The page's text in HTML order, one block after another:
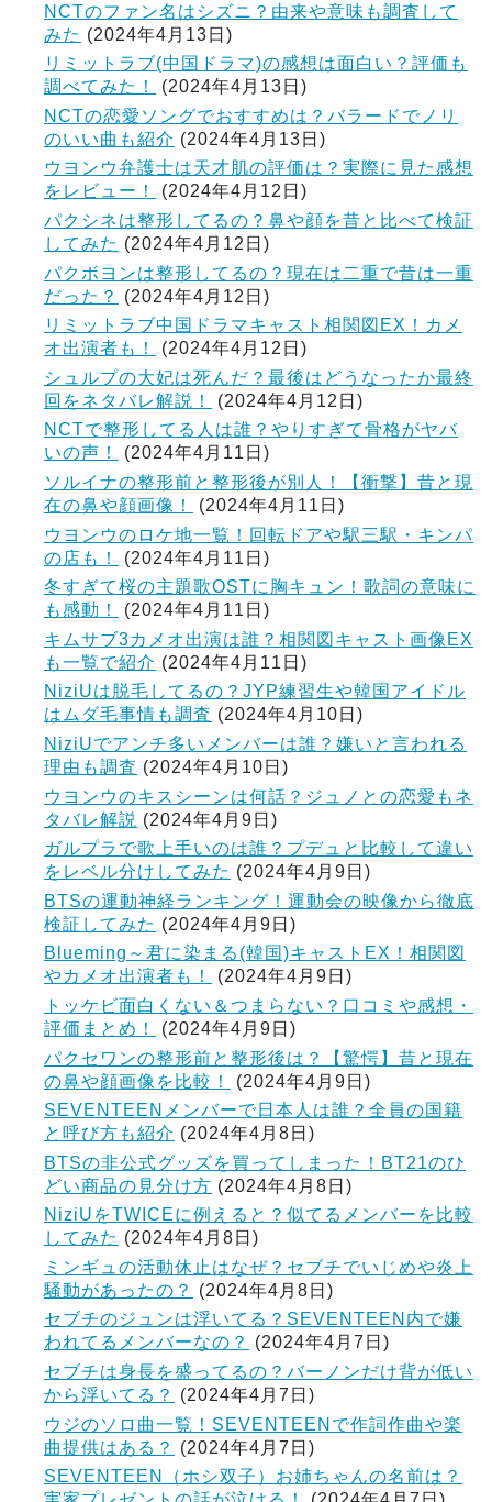
NCTのファン名はシズニ？由来や意味も調査して
みた (2024年4月13日)
リミットラブ(中国ドラマ)の感想は面白い？評価も
調べてみた！
(2024年4月13日)
NCTの恋愛ソングでおすすめは？バラードでノリ
のいい曲も紹介 (2024年4月13日)
ウヨンウ弁護士は天才肌の評価は？実際に見た感想
をレビュー！
(2024年4月12日)
パクシネは整形してるの？鼻や顔を昔と比べて検証
してみた (2024年4月12日)
パクボヨンは整形してるの？現在は二重で昔は一重
だった？
(2024年4月12日)
リミットラブ中国ドラマキャスト相関図EX！カメ
オ出演者も！
(2024年4月12日)
シュルプの大妃は死んだ？最後はどうなったか最終
回をネタバレ解説！
(2024年4月12日)
NCTで整形してる人は誰？やりすぎて骨格がヤバ
いの声！
(2024年4月11日)
ソルイナの整形前と整形後が別人！【衝撃】昔と現
在の鼻や顔画像！
(2024年4月11日)
ウヨンウのロケ地一覧！回転ドアや駅三駅・キンパ
の店も！
(2024年4月11日)
冬すぎて桜の主題歌OSTに胸キュン！歌詞の意味に
も感動！
(2024年4月11日)
キムサブ3カメオ出演は誰？相関図キャスト画像EX
も一覧で紹介 (2024年4月11日)
NiziUは脱毛してるの？JYP練習生や韓国アイドル
はムダ毛事情も調査 (2024年4月10日)
NiziUでアンチ多いメンバーは誰？嫌いと言われる
理由も調査 (2024年4月10日)
ウヨンウのキスシーンは何話？ジュノとの恋愛もネ
タバレ解説 (2024年4月9日)
ガルプラで歌上手いのは誰？プデュと比較して違い
をレベル分けしてみた (2024年4月9日)
BTSの運動神経ランキング！運動会の映像から徹底
検証してみた (2024年4月9日)
Blueming～君に染まる(韓国)キャストEX！相関図
やカメオ出演者も！
(2024年4月9日)
トッケビ面白くない＆つまらない？口コミや感想・
評価まとめ！
(2024年4月9日)
パクセワンの整形前と整形後は？【驚愕】昔と現在
の鼻や顔画像を比較！
(2024年4月9日)
SEVENTEENメンバーで日本人は誰？全員の国籍
と呼び方も紹介 (2024年4月8日)
BTSの非公式グッズを買ってしまった！BT21のひ
どい商品の見分け方 (2024年4月8日)
NiziUをTWICEに例えると？似てるメンバーを比較
してみた (2024年4月8日)
ミンギュの活動休止はなぜ？セブチでいじめや炎上
騒動があったの？
(2024年4月8日)
セブチのジュンは浮いてる？SEVENTEEN内で嫌
われてるメンバーなの？
(2024年4月7日)
セブチは身長を盛ってるの？バーノンだけ背が低い
から浮いてる？
(2024年4月7日)
ウジのソロ曲一覧！SEVENTEENで作詞作曲や楽
曲提供はある？
(2024年4月7日)
SEVENTEEN（ホシ双子）お姉ちゃんの名前は？